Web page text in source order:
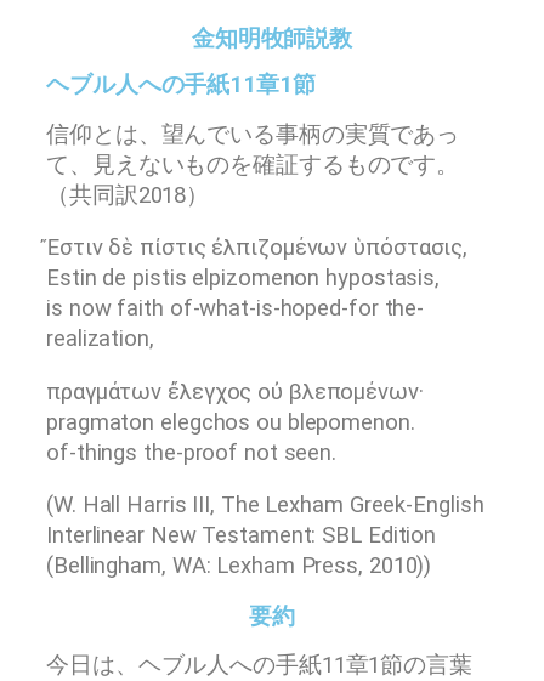
金知明牧師説教
ヘブル人への手紙11章1節
信仰とは、望んでいる事柄の実質であっ
て、見えないものを確証するものです。
（共同訳2018）
Ἔστιν δὲ πίστις ἐλπιζομένων ὑπόστασις,
Estin de pistis elpizomenon hypostasis,
is now faith of-what-is-hoped-for the-
realization,
πραγμάτων ἔλεγχος οὐ βλεπομένων·
pragmaton elegchos ou blepomenon.
of-things the-proof not seen.
(W. Hall Harris III, The Lexham Greek-English
Interlinear New Testament: SBL Edition
(Bellingham, WA: Lexham Press, 2010))
要約
今日は、ヘブル人への手紙11章1節の言葉